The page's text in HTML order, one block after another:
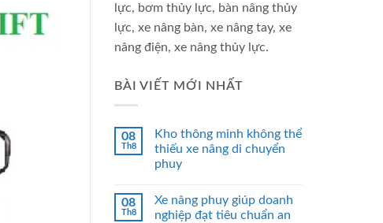
lực, bơm thủy lực, bàn nâng thủy
lực, xe nâng bàn, xe nâng tay, xe
nâng điện, xe nâng thủy lực.
BÀI VIẾT MỚI NHẤT
08
Th8
Kho thông minh không thể
thiếu xe nâng di chuyển
phuy
08
Th8
Xe nâng phuy giúp doanh
nghiệp đạt tiêu chuẩn an